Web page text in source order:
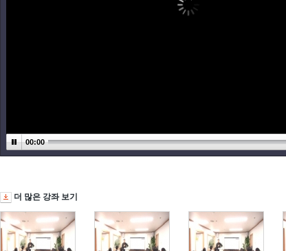
00:00
더 많은 강좌 보기